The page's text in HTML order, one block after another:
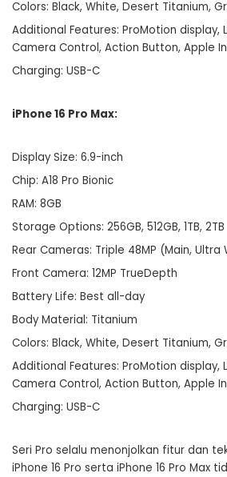
Colors: Black, White, Desert Titanium,
Additional Features: ProMotion display,
Camera Control, Action Button, Apple
Charging: USB-C
iPhone 16 Pro Max:
Display Size: 6.9-inch
Chip: A18 Pro Bionic
RAM: 8GB
Storage Options: 256GB, 512GB, 1TB, 2TB
Rear Cameras: Triple 48MP (Main,
Front Camera: 12MP TrueDepth
Battery Life: Best all-day
Body Material: Titanium
Colors: Black, White, Desert Titanium,
Additional Features: ProMotion display,
Camera Control, Action Button, Apple
Charging: USB-C
Seri Pro selalu menonjolkan fitur dan
iPhone 16 Pro serta iPhone 16 Pro Max